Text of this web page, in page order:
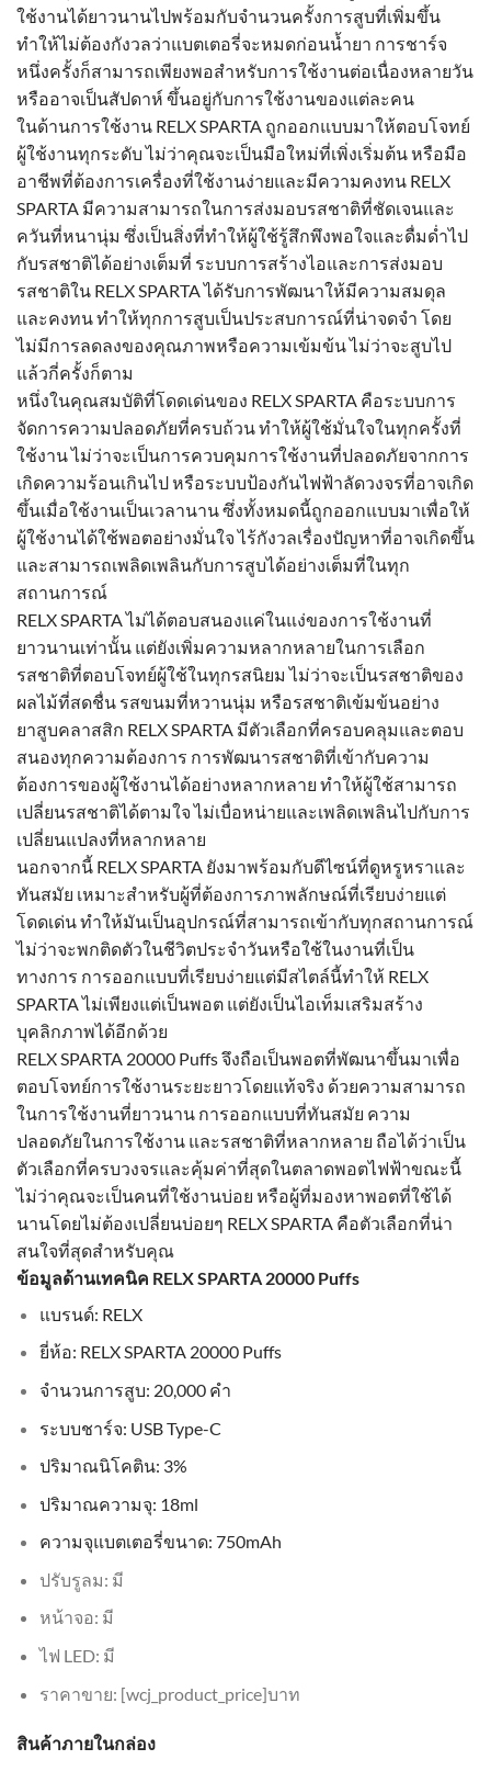
ใช้งานได้ยาวนานไปพร้อมกับจำนวนครั้งการสูบที่เพิ่มขึ้น
ทำให้ไม่ต้องกังวลว่าแบตเตอรี่จะหมดก่อนน้ำยา การชาร์จ
หนึ่งครั้งก็สามารถเพียงพอสำหรับการใช้งานต่อเนื่องหลายวัน
หรืออาจเป็นสัปดาห์ ขึ้นอยู่กับการใช้งานของแต่ละคน
ในด้านการใช้งาน RELX SPARTA ถูกออกแบบมาให้ตอบโจทย์
ผู้ใช้งานทุกระดับ ไม่ว่าคุณจะเป็นมือใหม่ที่เพิ่งเริ่มต้น หรือมือ
อาชีพที่ต้องการเครื่องที่ใช้งานง่ายและมีความคงทน RELX
SPARTA มีความสามารถในการส่งมอบรสชาติที่ชัดเจนและ
ควันที่หนานุ่ม ซึ่งเป็นสิ่งที่ทำให้ผู้ใช้รู้สึกพึงพอใจและดื่มด่ำไป
กับรสชาติได้อย่างเต็มที่ ระบบการสร้างไอและการส่งมอบ
รสชาติใน RELX SPARTA ได้รับการพัฒนาให้มีความสมดุล
และคงทน ทำให้ทุกการสูบเป็นประสบการณ์ที่น่าจดจำ โดย
ไม่มีการลดลงของคุณภาพหรือความเข้มข้น ไม่ว่าจะสูบไป
แล้วกี่ครั้งก็ตาม
หนึ่งในคุณสมบัติที่โดดเด่นของ RELX SPARTA คือระบบการ
จัดการความปลอดภัยที่ครบถ้วน ทำให้ผู้ใช้มั่นใจในทุกครั้งที่
ใช้งาน ไม่ว่าจะเป็นการควบคุมการใช้งานที่ปลอดภัยจากการ
เกิดความร้อนเกินไป หรือระบบป้องกันไฟฟ้าลัดวงจรที่อาจเกิด
ขึ้นเมื่อใช้งานเป็นเวลานาน ซึ่งทั้งหมดนี้ถูกออกแบบมาเพื่อให้
ผู้ใช้งานได้ใช้พอตอย่างมั่นใจ ไร้กังวลเรื่องปัญหาที่อาจเกิดขึ้น
และสามารถเพลิดเพลินกับการสูบได้อย่างเต็มที่ในทุก
สถานการณ์
RELX SPARTA ไม่ได้ตอบสนองแค่ในแง่ของการใช้งานที่
ยาวนานเท่านั้น แต่ยังเพิ่มความหลากหลายในการเลือก
รสชาติที่ตอบโจทย์ผู้ใช้ในทุกรสนิยม ไม่ว่าจะเป็นรสชาติของ
ผลไม้ที่สดชื่น รสขนมที่หวานนุ่ม หรือรสชาติเข้มข้นอย่าง
ยาสูบคลาสสิก RELX SPARTA มีตัวเลือกที่ครอบคลุมและตอบ
สนองทุกความต้องการ การพัฒนารสชาติที่เข้ากับความ
ต้องการของผู้ใช้งานได้อย่างหลากหลาย ทำให้ผู้ใช้สามารถ
เปลี่ยนรสชาติได้ตามใจ ไม่เบื่อหน่ายและเพลิดเพลินไปกับการ
เปลี่ยนแปลงที่หลากหลาย
นอกจากนี้ RELX SPARTA ยังมาพร้อมกับดีไซน์ที่ดูหรูหราและ
ทันสมัย เหมาะสำหรับผู้ที่ต้องการภาพลักษณ์ที่เรียบง่ายแต่
โดดเด่น ทำให้มันเป็นอุปกรณ์ที่สามารถเข้ากับทุกสถานการณ์
ไม่ว่าจะพกติดตัวในชีวิตประจำวันหรือใช้ในงานที่เป็น
ทางการ การออกแบบที่เรียบง่ายแต่มีสไตล์นี้ทำให้ RELX
SPARTA ไม่เพียงแต่เป็นพอต แต่ยังเป็นไอเท็มเสริมสร้าง
บุคลิกภาพได้อีกด้วย
RELX SPARTA 20000 Puffs จึงถือเป็นพอตที่พัฒนาขึ้นมาเพื่อ
ตอบโจทย์การใช้งานระยะยาวโดยแท้จริง ด้วยความสามารถ
ในการใช้งานที่ยาวนาน การออกแบบที่ทันสมัย ความ
ปลอดภัยในการใช้งาน และรสชาติที่หลากหลาย ถือได้ว่าเป็น
ตัวเลือกที่ครบวงจรและคุ้มค่าที่สุดในตลาดพอตไฟฟ้าขณะนี้
ไม่ว่าคุณจะเป็นคนที่ใช้งานบ่อย หรือผู้ที่มองหาพอตที่ใช้ได้
นานโดยไม่ต้องเปลี่ยนบ่อยๆ RELX SPARTA คือตัวเลือกที่น่า
สนใจที่สุดสำหรับคุณ
ข้อมูลด้านเทคนิค RELX SPARTA 20000 Puffs
แบรนด์: RELX
ยี่ห้อ: RELX SPARTA 20000 Puffs
จำนวนการสูบ: 20,000 คำ
ระบบชาร์จ: USB Type-C
ปริมาณนิโคติน: 3%
ปริมาณความจุ: 18ml
ความจุแบตเตอรี่ขนาด: 750mAh
ปรับรูลม: มี
หน้าจอ: มี
ไฟ LED: มี
ราคาขาย: [wcj_product_price]บาท
สินค้าภายในกล่อง